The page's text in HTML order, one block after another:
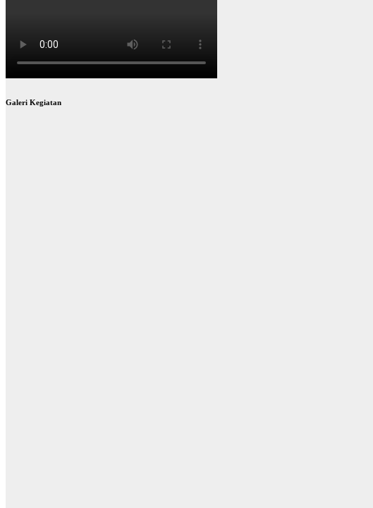
Galeri Kegiatan